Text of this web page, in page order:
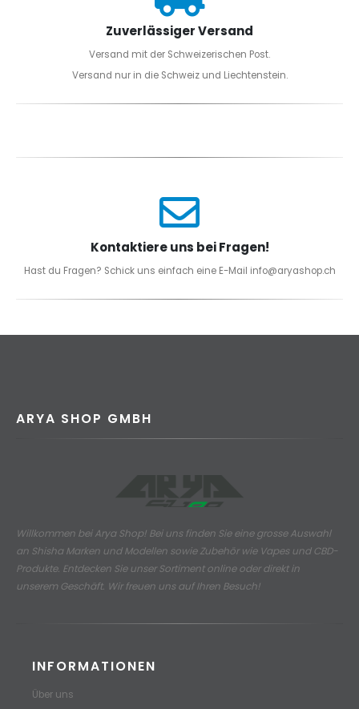
Zuverlässiger Versand
Versand mit der Schweizerischen Post.
Versand nur in die Schweiz und Liechtenstein.
Kontaktiere uns bei Fragen!
Hast du Fragen? Schick uns einfach eine E-Mail info@aryashop.ch
ARYA SHOP GMBH
Willkommen bei Arya Shop! Bei uns finden Sie eine grosse Auswahl
an Shisha Marken und Modellen sowie Zubehör wie Vapes und CBD-
Produkte. Entdecken Sie unser Sortiment online oder direkt in
unserem Geschäft. Wir freuen uns auf Ihren Besuch!
INFORMATIONEN
Über uns